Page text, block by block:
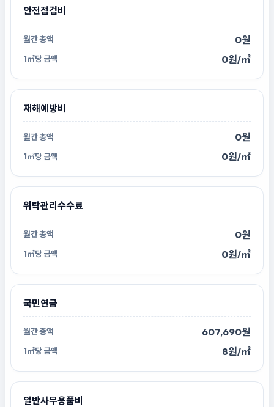
안전점검비
0원
0원/㎡
재해예방비
0원
0원/㎡
위탁관리수수료
0원
0원/㎡
국민연금
607,690원
8원/㎡
일반사무용품비